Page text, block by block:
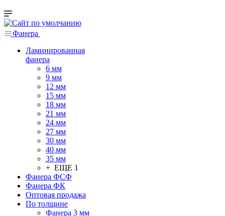
Фанера
Ламинированная
фанера
6 мм
9 мм
12 мм
15 мм
18 мм
21 мм
24 мм
27 мм
30 мм
40 мм
35 мм
+ ЕЩЕ 1
Фанера ФСФ
Фанера ФК
Оптовая продажа
По толщине
Фанера 3 мм